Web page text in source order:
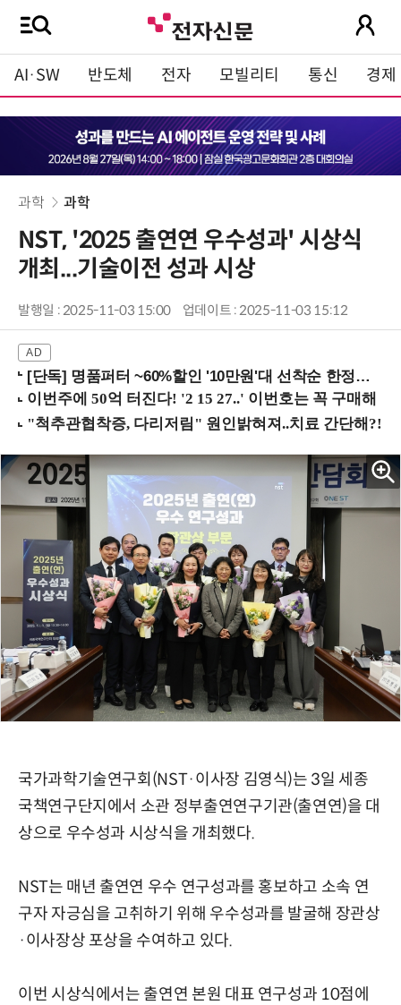
AI·SW 반도체 전자 모빌리티 통신 경제
과학 과학
NST, '2025 출연연 우수성과' 시상식
개최...기술이전 성과 시상
발행일 : 2025-11-03 15:00 업데이트 : 2025-11-03 15:12
[단독] 명품퍼터 ~60%할인 '10만원'대 선착순 한정판매!
국가과학기술연구회(NST·이사장 김영식)는 3일 세종
국책연구단지에서 소관 정부출연연구기관(출연연)을 대
상으로 우수성과 시상식을 개최했다.
NST는 매년 출연연 우수 연구성과를 홍보하고 소속 연
구자 자긍심을 고취하기 위해 우수성과를 발굴해 장관상
·이사장상 포상을 수여하고 있다.
이번 시상식에서는 출연연 본원 대표 연구성과 10점에